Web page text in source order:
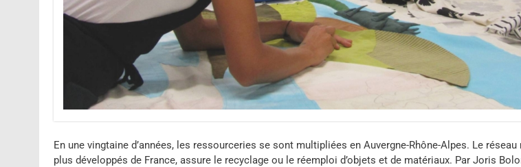
En une vingtaine d’années, les ressourceries se sont multipliées en Auvergne-Rhône-Alpes. Le réseau
plus développés de France, assure le recyclage ou le réemploi d’objets et de matériaux. Par Joris